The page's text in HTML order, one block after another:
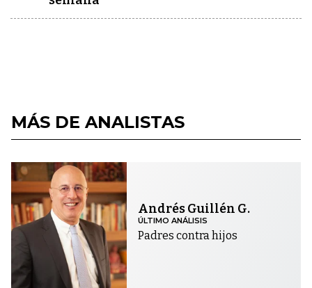
MÁS DE ANALISTAS
Andrés Guillén G.
ÚLTIMO ANÁLISIS
Padres contra hijos